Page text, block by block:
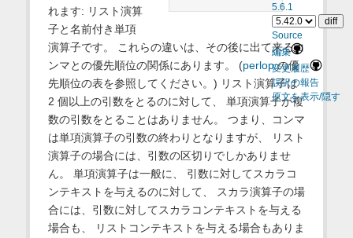
5.6.1
Source
編集
変更履歴
誤訳の報告
原文を表示/隠す
れます: リスト演算
子と名前付き単項
演算子です。 これらの違いは、その後に出て来るコ
ンマとの優先順位の関係にあります。 (perlopの優
先順位の表を参照してください。) リスト演算子は
2 個以上の引数をとるのに対して、 単項演算子が複
数の引数をとることはありません。 つまり、コンマ
は単項演算子の引数の終わりとなりますが、 リスト
演算子の場合には、引数の区切りでしかありませ
ん。 単項演算子は一般に、 引数に対してスカラコ
ンテキストを与えるのに対して、 スカラ演算子の場
合には、引数に対してスカラコンテキストを与える
場合も、 リストコンテキストを与える場合もありま